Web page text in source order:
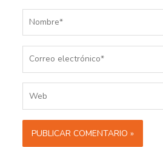
electrónico*